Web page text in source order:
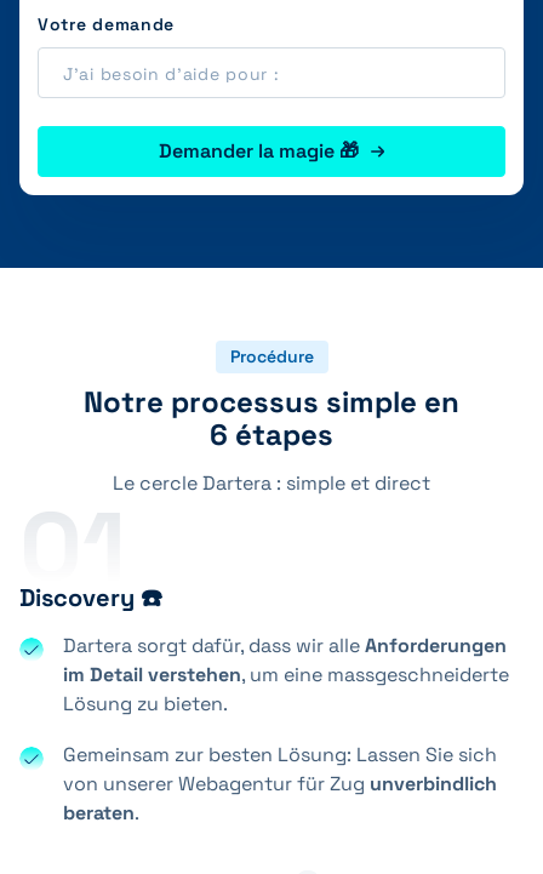
Votre demande
Demander la magie 🎁
Procédure
Notre processus simple en
6 étapes
Le cercle Dartera : simple et direct
01
Discovery ☎️
Dartera sorgt dafür, dass wir alleAnforderungen
im Detail verstehen, um eine massgeschneiderte
Lösung zu bieten.
Gemeinsam zur besten Lösung: Lassen Sie sich
von unserer Webagentur für Zug unverbindlich
beraten.